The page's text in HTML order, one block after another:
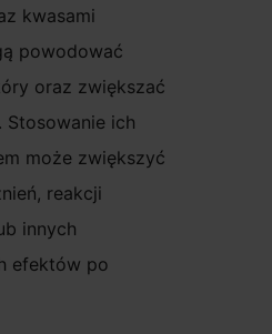
kwasami
powodować
oraz zwiększać
Stosowanie ich
może zwiększyć
reakcji
innych
efektów po